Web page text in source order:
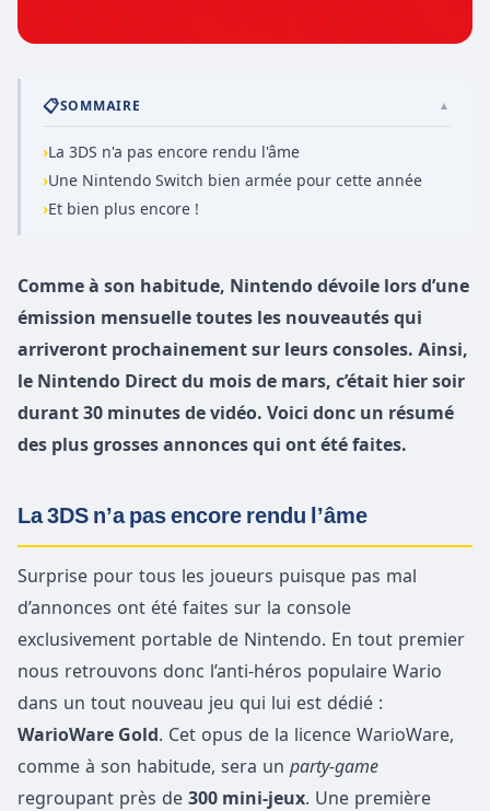
📋SOMMAIRE ▲
›La 3DS n'a pas encore rendu l'âme
›Une Nintendo Switch bien armée pour cette année
›Et bien plus encore !
Comme à son habitude, Nintendo dévoile lors d’une
émission mensuelle toutes les nouveautés qui
arriveront prochainement sur leurs consoles. Ainsi,
le Nintendo Direct du mois de mars, c’était hier soir
durant 30 minutes de vidéo. Voici donc un résumé
des plus grosses annonces qui ont été faites.
La 3DS n’a pas encore rendu l’âme
Surprise pour tous les joueurs puisque pas mal
d’annonces ont été faites sur la console
exclusivement portable de Nintendo. En tout premier
nous retrouvons donc l’anti-héros populaire Wario
dans un tout nouveau jeu qui lui est dédié :
WarioWare Gold. Cet opus de la licence WarioWare,
comme à son habitude, sera un party-game
regroupant près de 300 mini-jeux. Une première